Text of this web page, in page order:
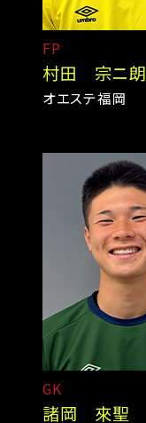
FP
村田 宗ニ朗
オエステ福岡
GK
諸岡 來聖